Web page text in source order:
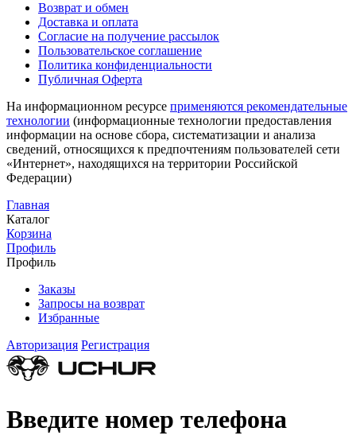
Возврат и обмен
Доставка и оплата
Согласие на получение рассылок
Пользовательское соглашение
Политика конфиденциальности
Публичная Оферта
На информационном ресурсе применяются рекомендательные
технологии (информационные технологии предоставления
информации на основе сбора, систематизации и анализа
сведений, относящихся к предпочтениям пользователей сети
«Интернет», находящихся на территории Российской
Федерации)
Главная
Каталог
Корзина
Профиль
Профиль
Заказы
Запросы на возврат
Избранные
Авторизация Регистрация
Введите номер телефона